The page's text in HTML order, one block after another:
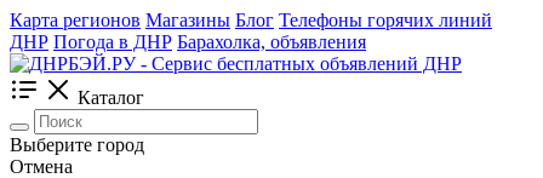
Карта регионов Магазины Блог Телефоны горячих линий
ДНР Погода в ДНР Барахолка, объявления
Каталог
Выберите город
Отмена